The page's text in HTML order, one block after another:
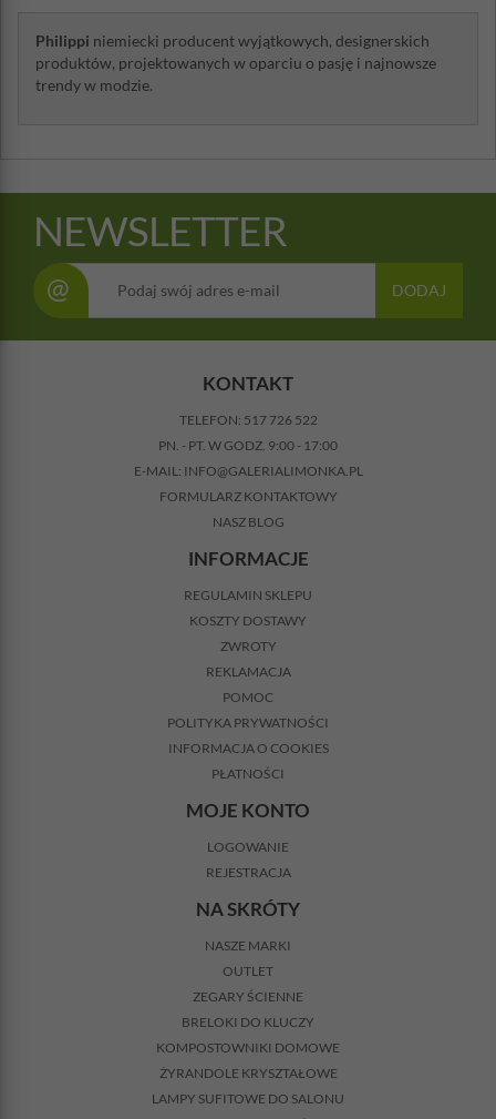
Philippi niemiecki producent wyjątkowych, designerskich
produktów, projektowanych w oparciu o pasję i najnowsze
trendy w modzie.
NEWSLETTER
@ DODAJ
KONTAKT
TELEFON: 517 726 522
PN. - PT. W GODZ. 9:00 - 17:00
E-MAIL: INFO@GALERIALIMONKA.PL
FORMULARZ KONTAKTOWY
NASZ BLOG
INFORMACJE
REGULAMIN SKLEPU
KOSZTY DOSTAWY
ZWROTY
REKLAMACJA
POMOC
POLITYKA PRYWATNOŚCI
INFORMACJA O COOKIES
PŁATNOŚCI
MOJE KONTO
LOGOWANIE
REJESTRACJA
NA SKRÓTY
NASZE MARKI
OUTLET
ZEGARY ŚCIENNE
BRELOKI DO KLUCZY
KOMPOSTOWNIKI DOMOWE
ŻYRANDOLE KRYSZTAŁOWE
LAMPY SUFITOWE DO SALONU